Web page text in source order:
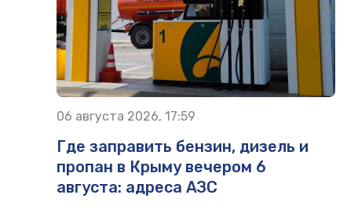
06 августа 2026, 17:59
Где заправить бензин, дизель и
пропан в Крыму вечером 6
августа: адреса АЗС